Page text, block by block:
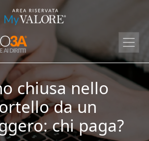
chiusa nello
da un
chi paga?